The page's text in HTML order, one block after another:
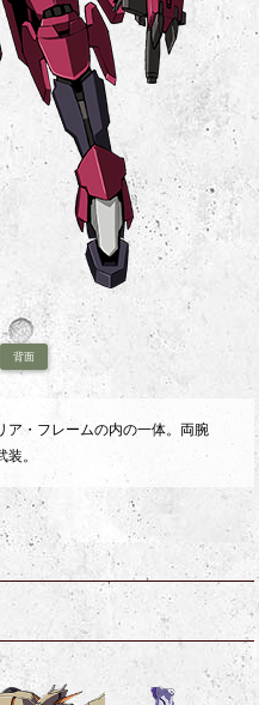
背面
ア・フレームの内の一体。両腕
。